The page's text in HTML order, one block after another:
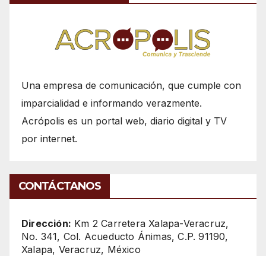
Una empresa de comunicación, que cumple con
imparcialidad e informando verazmente.
Acrópolis es un portal web, diario digital y TV
por internet.
CONTÁCTANOS
Dirección: Km 2 Carretera Xalapa-Veracruz,
No. 341, Col. Acueducto Ánimas, C.P. 91190,
Xalapa, Veracruz, México